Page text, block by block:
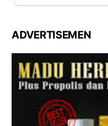
ADVERTISEMEN